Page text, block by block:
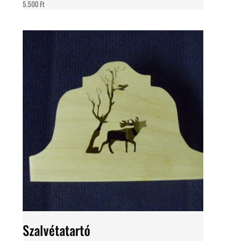
5.500Ft
Szalvétatartó